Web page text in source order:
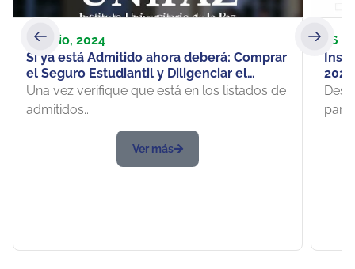
23 julio, 2024
Si ya está Admitido ahora deberá: Comprar
el Seguro Estudiantil y Diligenciar el
proceso de los exámenes Médico y de
Laboratorio
Una vez verifique que está en los listados de
admitidos...
Ver más
16
2025